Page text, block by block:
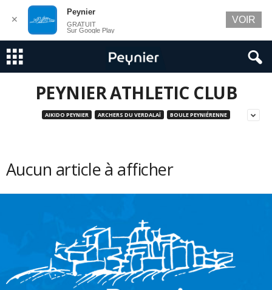
PEYNIER ATHLETIC CLUB
AIKIDO PEYNIER ARCHERS DU VERDALAÏ BOULE PEYNIÉRENNE
Aucun article à afficher
✕
Peynier
GRATUIT
Sur Google Play
VOIR